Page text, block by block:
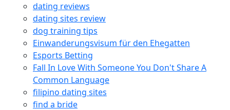
dating reviews
dating sites review
dog training tips
Einwanderungsvisum für den Ehegatten
Esports Betting
Fall In Love With Someone You Don't Share A
Common Language
filipino dating sites
find a bride